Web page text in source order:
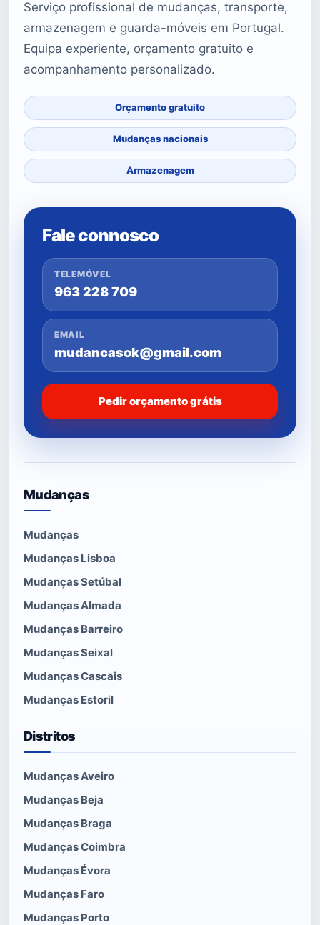
Serviço profissional de mudanças, transporte,
armazenagem e guarda-móveis em Portugal.
Equipa experiente, orçamento gratuito e
acompanhamento personalizado.
Orçamento gratuito
Mudanças nacionais
Armazenagem
Fale connosco
TELEMÓVEL
963 228 709
EMAIL
mudancasok@gmail.com
Pedir orçamento grátis
Mudanças
Mudanças
Mudanças Lisboa
Mudanças Setúbal
Mudanças Almada
Mudanças Barreiro
Mudanças Seixal
Mudanças Cascais
Mudanças Estoril
Distritos
Mudanças Aveiro
Mudanças Beja
Mudanças Braga
Mudanças Coimbra
Mudanças Évora
Mudanças Faro
Mudanças Porto